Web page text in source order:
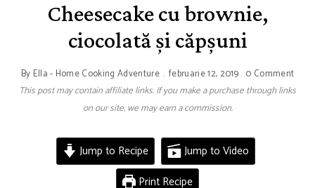
IngredientsCheesecake cu brownie,
ciocolată și căpșuni
By Ella - Home Cooking Adventure februarie 12, 2019 0 Comment
This post may contain affiliate links. If you make a purchase through links
on our site, we may earn a commission.
Jump to Recipe
Jump to Video
Print Recipe